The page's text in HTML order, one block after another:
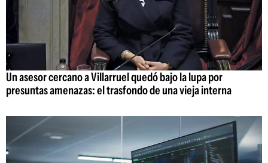
Un asesor cercano a Villarruel quedó bajo la lupa por
presuntas amenazas: el trasfondo de una vieja interna